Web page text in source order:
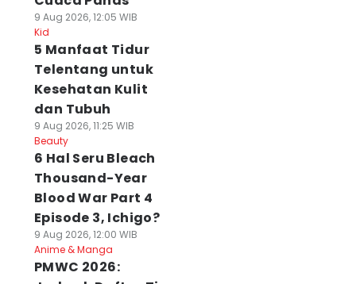
9 Aug 2026, 12:05 WIB
Kid
5 Manfaat Tidur
Telentang untuk
Kesehatan Kulit
dan Tubuh
9 Aug 2026, 11:25 WIB
Beauty
6 Hal Seru Bleach
Thousand-Year
Blood War Part 4
Episode 3, Ichigo?
9 Aug 2026, 12:00 WIB
Anime & Manga
PMWC 2026: